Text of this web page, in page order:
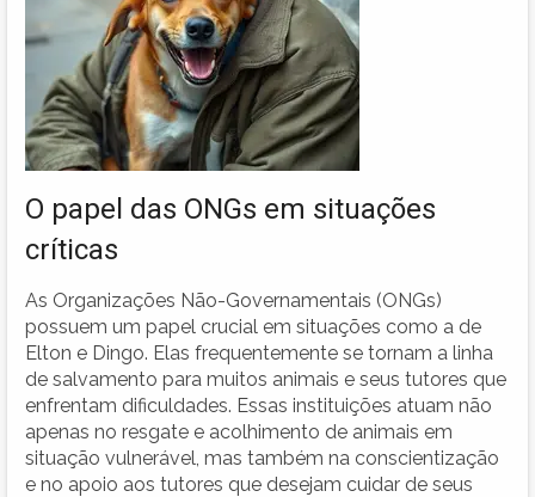
O papel das ONGs em situações
críticas
As Organizações Não-Governamentais (ONGs)
possuem um papel crucial em situações como a de
Elton e Dingo. Elas frequentemente se tornam a linha
de salvamento para muitos animais e seus tutores que
enfrentam dificuldades. Essas instituições atuam não
apenas no resgate e acolhimento de animais em
situação vulnerável, mas também na conscientização
e no apoio aos tutores que desejam cuidar de seus